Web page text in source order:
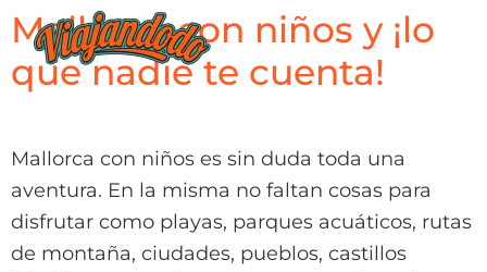
Mallorca con niños y ¡lo
que nadie te cuenta!
Mallorca con niños es sin duda toda una
aventura. En la misma no faltan cosas para
disfrutar como playas, parques acuáticos, rutas
de montaña, ciudades, pueblos, castillos